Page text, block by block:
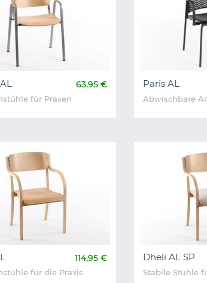
63,95 €
für Praxen
Paris AL
Abwischbare
114,95 €
für die Praxis
Dheli AL SP
Stabile Stühle